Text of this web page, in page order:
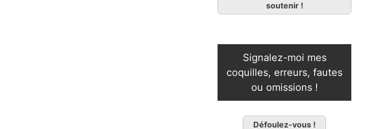
soutenir !
Signalez-moi mes
coquilles, erreurs, fautes
ou omissions !
Défoulez-vous !